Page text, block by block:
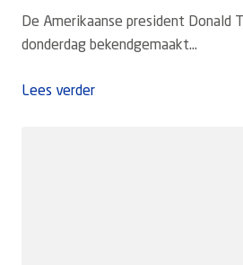
De Amerikaanse president Donald
donderdag bekendgemaakt...
Lees verder